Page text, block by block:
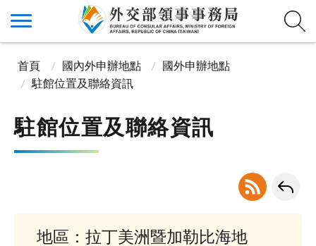
首頁 國內外申辦地點
國外申辦地點
駐館位置及聯絡資訊
駐館位置及聯絡資訊
地區：拉丁美洲暨加勒比海地